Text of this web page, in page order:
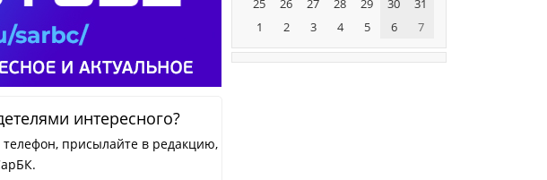
интересного?
присылайте в редакцию,
25
26 27 28 29 30
31
1
2 3 4 5 6 7